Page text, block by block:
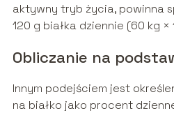
aktywny tryb życia, powinna
120 g białka dziennie (60 kg ×
Obliczanie na
Innym podejściem jest
na białko jako procent